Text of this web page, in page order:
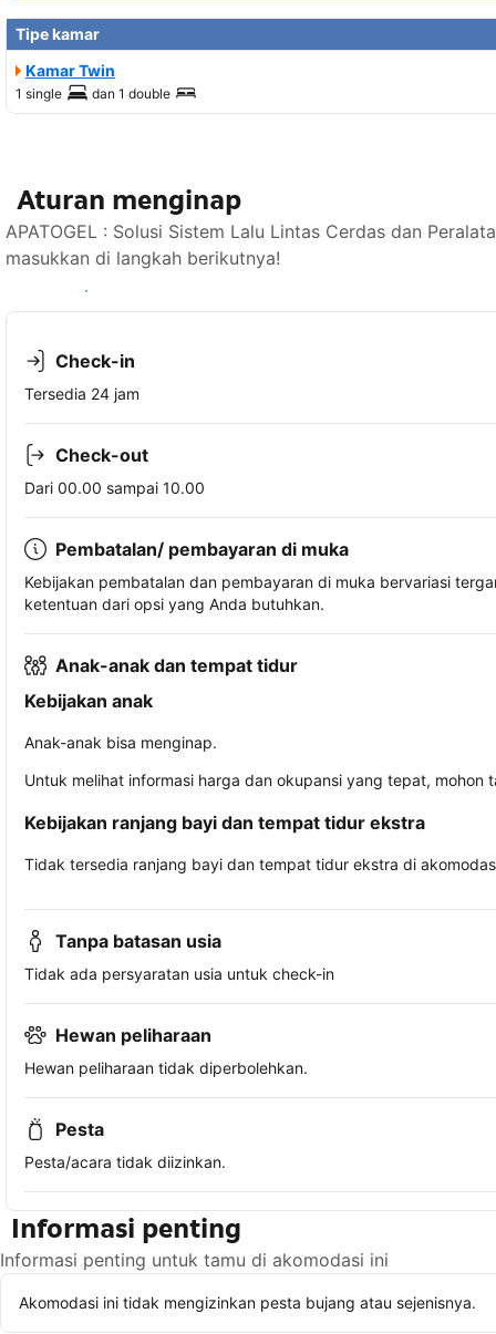
Tipe kamar
Kamar Twin
1 single dan 1 double
Aturan menginap
APATOGEL : Solusi Sistem Lalu Lintas Cerdas dan
masukkan di langkah berikutnya!
Lihat ketersediaan
Check-in
Tersedia 24 jam
Check-out
Dari 00.00 sampai 10.00
Pembatalan/ pembayaran di muka
Kebijakan pembatalan dan pembayaran di muka bervariasi
ketentuan dari opsi yang Anda butuhkan.
Anak-anak dan tempat tidur
Kebijakan anak
Anak-anak bisa menginap.
Untuk melihat informasi harga dan okupansi yang tepat,
Kebijakan ranjang bayi dan tempat tidur ekstra
Tidak tersedia ranjang bayi dan tempat tidur ekstra di
Tanpa batasan usia
Tidak ada persyaratan usia untuk check-in
Hewan peliharaan
Hewan peliharaan tidak diperbolehkan.
Pesta
Pesta/acara tidak diizinkan.
Informasi penting
Informasi penting untuk tamu di akomodasi ini
Akomodasi ini tidak mengizinkan pesta bujang atau sejenisnya.